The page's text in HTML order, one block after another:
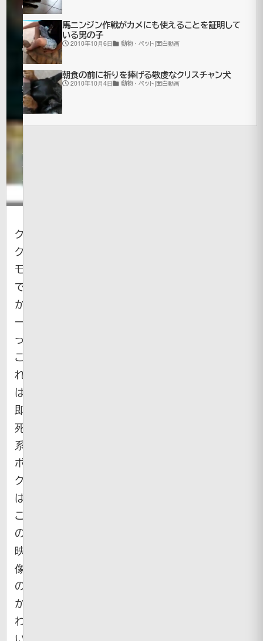
2007
年11月
5日
2021
年7月
16日更
新
動
物・
ペッ
ト|面
白動
画|
面白
画像
ク、
ク
モ
で
か
ー
っ！？
こ
れ
は
即
死
系。
ボ
ク
は
こ
の
映
像
の
か
わ
馬ニンジン作戦がカメにも使えることを証明して
いる男の子
2010年10月6日 動物・ペット|面白動画
朝食の前に祈りを捧げる敬虔なクリスチャン犬
2010年10月4日 動物・ペット|面白動画